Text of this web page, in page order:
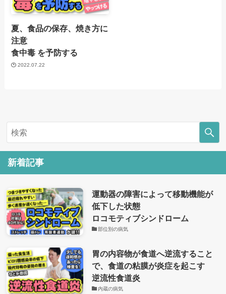
夏、食品の保存、焼き方に
注意
食中毒 を予防する
2022.07.22
新着記事
運動器の障害によって移動機能が
低下した状態
ロコモティブシンドローム
部位別の病気
胃の内容物が食道へ逆流すること
で、食道の粘膜が炎症を起こす
逆流性食道炎
内蔵の病気